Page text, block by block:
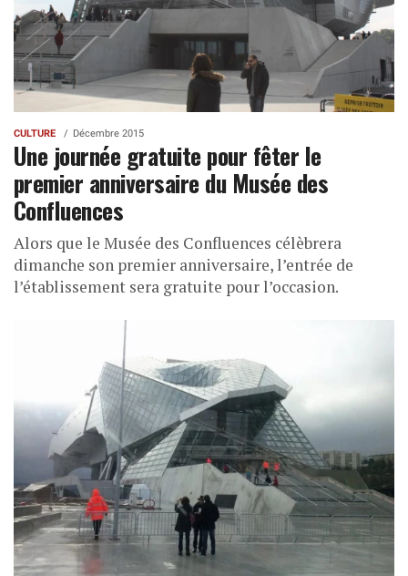
CULTURE Décembre 2015
Une journée gratuite pour fêter le
premier anniversaire du Musée des
Confluences
Alors que le Musée des Confluences célèbrera
dimanche son premier anniversaire, l’entrée de
l’établissement sera gratuite pour l’occasion.